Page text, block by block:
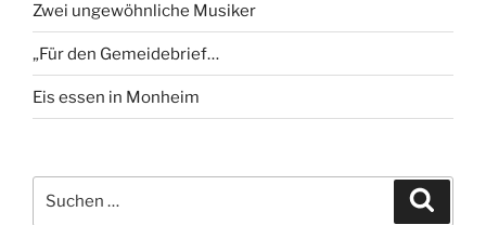
Zwei ungewöhnliche Musiker
„Für den Gemeidebrief…
Eis essen in Monheim
nach: